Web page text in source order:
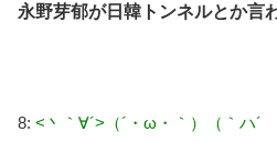
永野芽郁が日韓トンネルとか言
8: <丶｀∀´>（´・ω・｀）（｀ハ